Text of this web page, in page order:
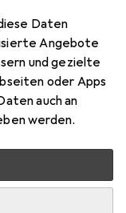
Daten
Angebote
und gezielte
oder Apps
auch an
werden.